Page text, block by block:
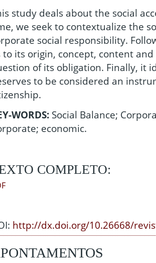
study deals about the social
we seek to contextualize the
social responsibility.
to its origin, concept, content
of its obligation. Finally, it
to be considered an
WORDS: Social Balance;
economic.
COMPLETO:
http://dx.doi.org/10.26668/